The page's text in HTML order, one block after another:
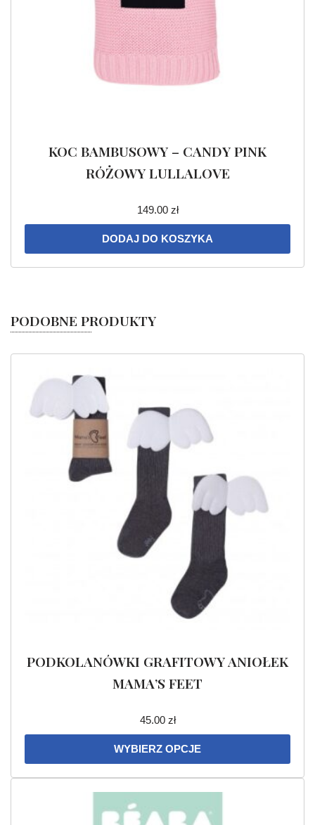
KOC BAMBUSOWY – CANDY PINK
RÓŻOWY LULLALOVE
149.00 zł
DODAJ DO KOSZYKA
PODOBNE PRODUKTY
PODKOLANÓWKI GRAFITOWY ANIOŁEK
MAMA’S FEET
45.00 zł
WYBIERZ OPCJE